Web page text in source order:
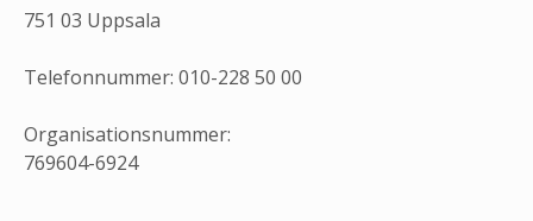
751 03 Uppsala
Telefonnummer: 010-228 50 00
Organisationsnummer:
769604-6924